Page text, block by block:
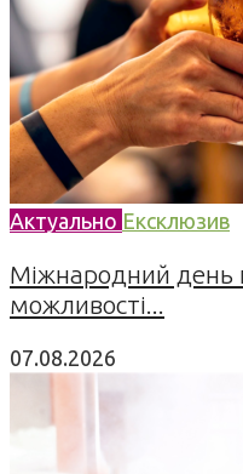
Актуально Ексклюзив
Міжнародний день
можливості...
07.08.2026